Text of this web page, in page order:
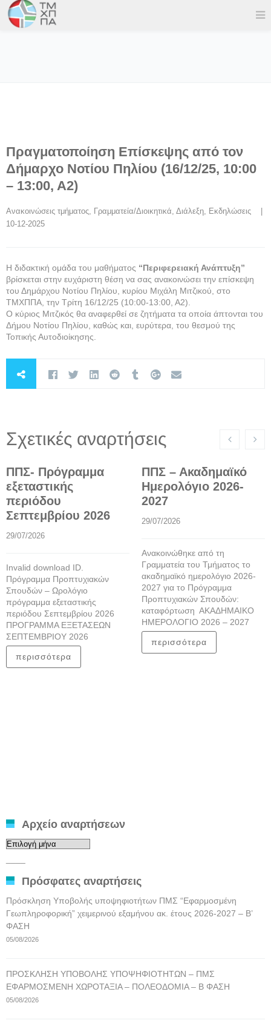
Πραγματοποίηση Επίσκεψης από τον
Δήμαρχο Νοτίου Πηλίου (16/12/25, 10:00
– 13:00, Α2)
Ανακοινώσεις τμήματος, Γραμματεία/Διοικητικά, Διάλεξη, Εκδηλώσεις
10-12-2025
Η διδακτική ομάδα του μαθήματος “Περιφερειακή Ανάπτυξη”
βρίσκεται στην ευχάριστη θέση να σας ανακοινώσει την επίσκεψη
του Δημάρχου Νοτίου Πηλίου, κυρίου Μιχάλη Μιτζικού, στο
ΤΜΧΠΠΑ, την Τρίτη 16/12/25 (10:00-13:00, Α2).
Ο κύριος Μιτζικός θα αναφερθεί σε ζητήματα τα οποία άπτονται του
Δήμου Νοτίου Πηλίου, καθώς και, ευρύτερα, του θεσμού της
Τοπικής Αυτοδιοίκησης.
Σχετικές αναρτήσεις
ΠΠΣ- Πρόγραμμα
εξεταστικής
περιόδου
Σεπτεμβρίου 2026
29/07/2026
Invalid download ID.
Πρόγραμμα Προπτυχιακών
Σπουδών – Ωρολόγιο
πρόγραμμα εξεταστικής
περιόδου Σεπτεμβρίου 2026
ΠΡΟΓΡΑΜΜΑ ΕΞΕΤΑΣΕΩΝ
ΣΕΠΤΕΜΒΡΙΟΥ 2026
περισσότερα
ΠΠΣ – Ακαδημαϊκό
Ημερολόγιο 2026-
2027
29/07/2026
Ανακοινώθηκε από τη
Γραμματεία του Τμήματος το
ακαδημαϊκό ημερολόγιο 2026-
2027 για το Πρόγραμμα
Προπτυχιακών Σπουδών:
καταφόρτωση ΑΚΑΔΗΜΑΙΚΟ
ΗΜΕΡΟΛΟΓΙΟ 2026 – 2027
περισσότερα
Αρχείο αναρτήσεων
Αρχείο
Πρόσφατες αναρτήσεις
Πρόσκληση Υποβολής υποψηφιοτήτων ΠΜΣ “Εφαρμοσμένη
Γεωπληροφορική” χειμερινού εξαμήνου ακ. έτους 2026-2027 – Β’
ΦΑΣΗ
05/08/2026
ΠΡΟΣΚΛΗΣΗ ΥΠΟΒΟΛΗΣ ΥΠΟΨΗΦΙΟΤΗΤΩΝ – ΠΜΣ
ΕΦΑΡΜΟΣΜΕΝΗ ΧΩΡΟΤΑΞΙΑ – ΠΟΛΕΟΔΟΜΙΑ – Β ΦΑΣΗ
05/08/2026